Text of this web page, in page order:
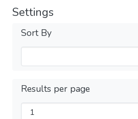
Settings
Sort By
Results per page